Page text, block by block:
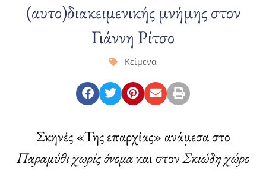
(αυτο)διακειμενικής μνήμης στον
Γιάννη Ρίτσο
Κείμενα
Σκηνές «Της επαρχίας» ανάμεσα στο
Παραμύθι χωρίς όνομακαι στονΣκιώδη χώρο